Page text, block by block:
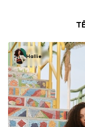
Hallie